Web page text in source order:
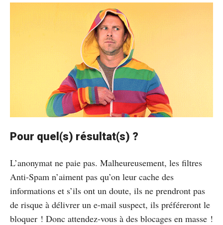
Pour quel(s) résultat(s) ?
L’anonymat ne paie pas. Malheureusement, les filtres
Anti-Spam n’aiment pas qu’on leur cache des
informations et s’ils ont un doute, ils ne prendront pas
de risque à délivrer un e-mail suspect, ils préféreront le
bloquer ! Donc attendez-vous à des blocages en masse !